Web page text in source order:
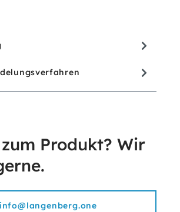
Produkt? Wir
info@langenberg.one